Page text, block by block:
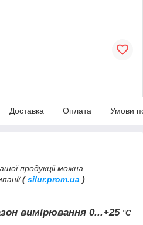
Доставка Оплата Умови
продукції можна
(silur.prom.ua )
вимірювання 0...+25 °С